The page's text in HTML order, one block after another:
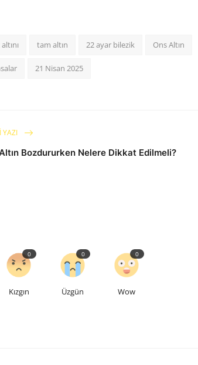
tam altın 22 ayar bilezik Ons Altın
21 Nisan 2025
YAZI
Bozdururken Nelere Dikkat Edilmeli?
Kızgın
0
Üzgün
0
Wow
0